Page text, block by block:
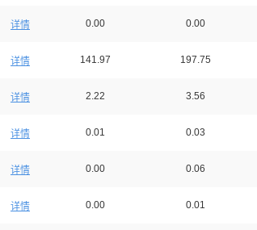
详情 0.00 0.00
详情 141.97 197.75
详情 2.22 3.56
详情 0.01 0.03
详情 0.00 0.06
详情 0.00 0.01